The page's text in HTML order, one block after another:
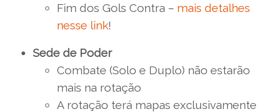
Fim dos Gols Contra – mais detalhes
nesse link!
Sede de Poder
Combate (Solo e Duplo) não estarão
mais na rotação
A rotação terá mapas exclusivamente